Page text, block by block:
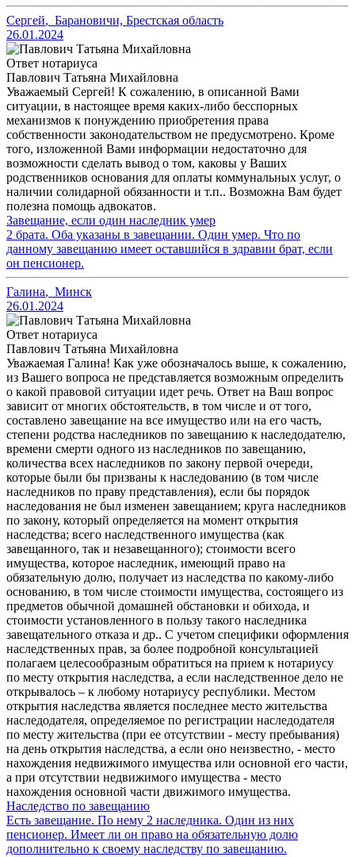
Сергей, Барановичи, Брестская область
26.01.2024
Ответ нотариуса
Павлович Татьяна Михайловна
Уважаемый Сергей! К сожалению, в описанной Вами
ситуации, в настоящее время каких-либо бесспорных
механизмов к понуждению приобретения права
собственности законодательством не предусмотрено. Кроме
того, изложенной Вами информации недостаточно для
возможности сделать вывод о том, каковы у Ваших
родственников основания для оплаты коммунальных услуг, о
наличии солидарной обязанности и т.п.. Возможна Вам будет
полезна помощь адвокатов.
Завещание, если один наследник умер
2 брата. Оба указаны в завещании. Один умер. Что по
данному завещанию имеет оставшийся в здравии брат, если
он пенсионер.
Галина, Минск
26.01.2024
Ответ нотариуса
Павлович Татьяна Михайловна
Уважаемая Галина! Как уже обозначалось выше, к сожалению,
из Вашего вопроса не представляется возможным определить
о какой правовой ситуации идет речь. Ответ на Ваш вопрос
зависит от многих обстоятельств, в том числе и от того,
составлено завещание на все имущество или на его часть,
степени родства наследников по завещанию к наследодателю,
времени смерти одного из наследников по завещанию,
количества всех наследников по закону первой очереди,
которые были бы призваны к наследованию (в том числе
наследников по праву представления), если бы порядок
наследования не был изменен завещанием; круга наследников
по закону, который определяется на момент открытия
наследства; всего наследственного имущества (как
завещанного, так и незавещанного); стоимости всего
имущества, которое наследник, имеющий право на
обязательную долю, получает из наследства по какому-либо
основанию, в том числе стоимости имущества, состоящего из
предметов обычной домашней обстановки и обихода, и
стоимости установленного в пользу такого наследника
завещательного отказа и др.. С учетом специфики оформления
наследственных прав, за более подробной консультацией
полагаем целесообразным обратиться на прием к нотариусу
по месту открытия наследства, а если наследственное дело не
открывалось – к любому нотариусу республики. Местом
открытия наследства является последнее место жительства
наследодателя, определяемое по регистрации наследодателя
по месту жительства (при ее отсутствии - месту пребывания)
на день открытия наследства, а если оно неизвестно, - место
нахождения недвижимого имущества или основной его части,
а при отсутствии недвижимого имущества - место
нахождения основной части движимого имущества.
Наследство по завещанию
Есть завещание. По нему 2 наследника. Один из них
пенсионер. Имеет ли он право на обязательную долю
дополнительно к своему наследству по завещанию.